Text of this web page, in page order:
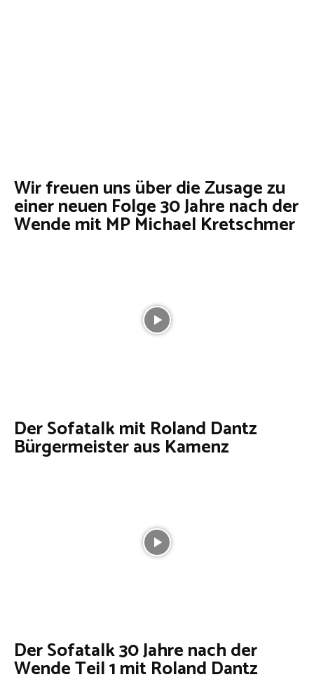
Wir freuen uns über die Zusage zu
einer neuen Folge 30 Jahre nach der
Wende mit MP Michael Kretschmer
Der Sofatalk mit Roland Dantz
Bürgermeister aus Kamenz
Der Sofatalk 30 Jahre nach der
Wende Teil 1 mit Roland Dantz